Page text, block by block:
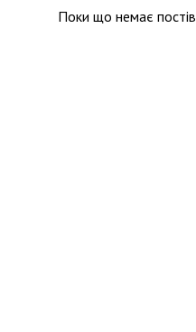
Поки що немає постів